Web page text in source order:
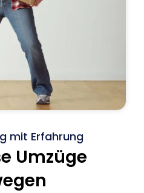
mit Erfahrung
Umzüge